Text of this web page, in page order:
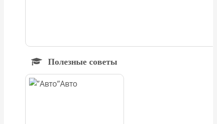
Полезные советы
Авто